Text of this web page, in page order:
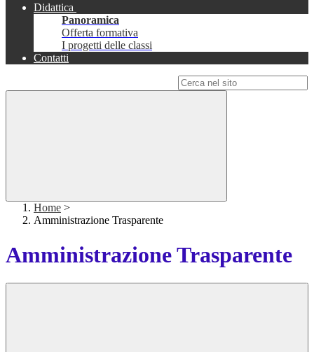
Didattica
Panoramica
Offerta formativa
I progetti delle classi
Contatti
Home >
Amministrazione Trasparente
Amministrazione Trasparente